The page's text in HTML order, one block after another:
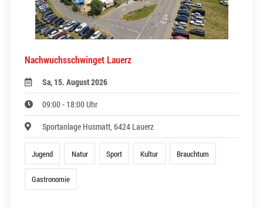
Nachwuchsschwinget Lauerz
Sa, 15. August 2026
09:00 - 18:00 Uhr
Sportanlage Husmatt, 6424 Lauerz
Jugend Natur Sport Kultur Brauchtum
Gastronomie